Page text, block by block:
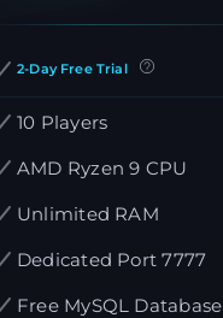
2-Day Free Trial
10 Players
AMD Ryzen 9 CPU
Unlimited RAM
Dedicated Port 7777
Free MySQL Database